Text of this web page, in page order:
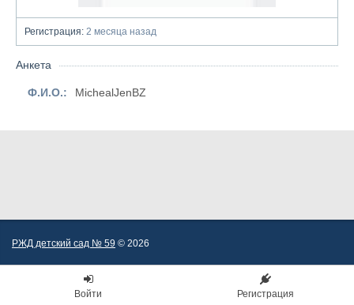
Регистрация: 2 месяца назад
Анкета
Ф.И.О.: MichealJenBZ
РЖД детский сад № 59 © 2026
Войти Регистрация